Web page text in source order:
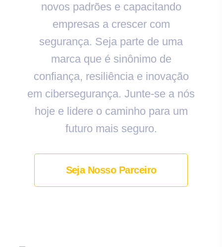
novos padrões e capacitando
empresas a crescer com
segurança. Seja parte de uma
marca que é sinônimo de
confiança, resiliência e inovação
em cibersegurança. Junte-se a nós
hoje e lidere o caminho para um
futuro mais seguro.
Seja Nosso Parceiro